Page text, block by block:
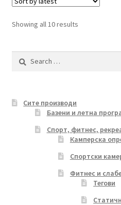
Showing all 10 resultsSorted
Search
Сите производи
Базени и летна
Спорт, фитнес,
Камперска
Спортски
Фитнес и
Тегови